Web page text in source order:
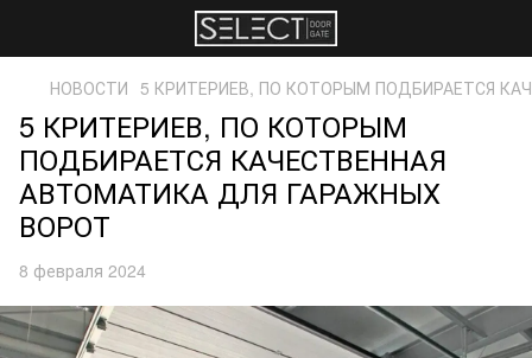
НОВОСТИ 5 КРИТЕРИЕВ, ПО КОТОРЫМ ПОДБИРАЕТСЯ
5 КРИТЕРИЕВ, ПО КОТОРЫМ
ПОДБИРАЕТСЯ КАЧЕСТВЕННАЯ
АВТОМАТИКА ДЛЯ ГАРАЖНЫХ
ВОРОТ
8 февраля 2024